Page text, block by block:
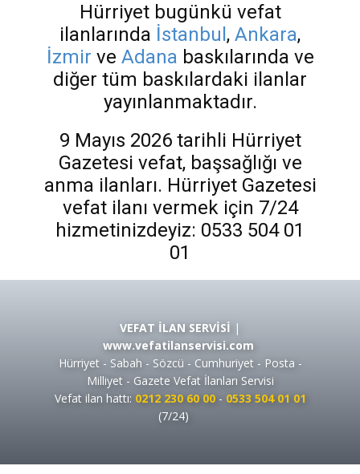
Hürriyet bugünkü vefat
ilanlarında İstanbul , Ankara,
İzmir ve Adana baskılarında ve
diğer tüm baskılardaki ilanlar
yayınlanmaktadır.
9 Mayıs 2026 tarihli Hürriyet
Gazetesi vefat, başsağlığı ve
anma ilanları. Hürriyet Gazetesi
vefat ilanı vermek için 7/24
hizmetinizdeyiz: 0533 504 01
01
VEFAT İLAN SERVİSİ |
www.vefatilanservisi.com
Hürriyet - Sabah - Sözcü - Cumhuriyet - Posta -
Milliyet - Gazete Vefat İlanları Servisi
Vefat ilan hattı: 0212 230 60 00 - 0533 504 01 01
(7/24)